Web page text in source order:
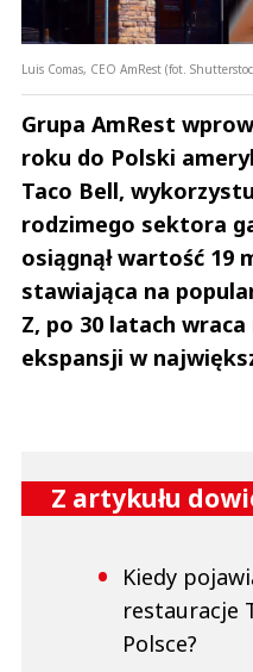
Luis Comas, CEO AmRest (fot.
Grupa AmRest
roku do Polski
Taco Bell,
rodzimego sektora
osiągnął wartość 19
stawiająca na
Z, po 30 latach
ekspansji w
Z artykułu
Kiedy
restauracje
Polsce?